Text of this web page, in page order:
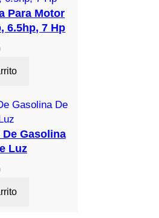
Para Motor
6.5hp, 7 Hp
De Gasolina
Luz